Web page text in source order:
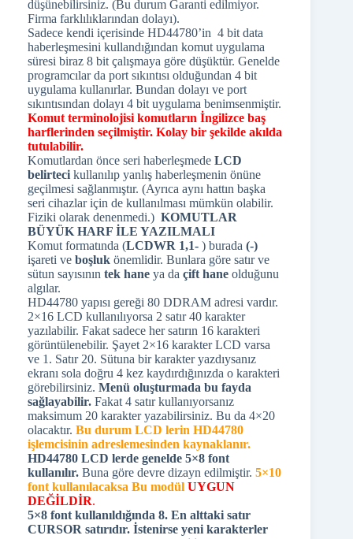
düşünebilirsiniz. (Bu durum Garanti edilmiyor.
Firma farklılıklarından dolayı).
Sadece kendi içerisinde HD44780’in 4 bit data
haberleşmesini kullandığından komut uygulama
süresi biraz 8 bit çalışmaya göre düşüktür. Genelde
programcılar da port sıkıntısı olduğundan 4 bit
uygulama kullanırlar. Bundan dolayı ve port
sıkıntısından dolayı 4 bit uygulama benimsenmiştir.
Komut terminolojisi komutların İngilizce baş
harflerinden seçilmiştir. Kolay bir şekilde akılda
tutulabilir.
Komutlardan önce seri haberleşmede LCD
belirteci kullanılıp yanlış haberleşmenin önüne
geçilmesi sağlanmıştır. (Ayrıca aynı hattın başka
seri cihazlar için de kullanılması mümkün olabilir.
Fiziki olarak denenmedi.) KOMUTLAR
BÜYÜK HARF İLE YAZILMALI
Komut formatında (LCDWR 1,1- ) burada (-)
işareti ve boşluk önemlidir. Bunlara göre satır ve
sütun sayısının tek hane ya da çift hane olduğunu
algılar.
HD44780 yapısı gereği 80 DDRAM adresi vardır.
2×16 LCD kullanılıyorsa 2 satır 40 karakter
yazılabilir. Fakat sadece her satırın 16 karakteri
görüntülenebilir. Şayet 2×16 karakter LCD varsa
ve 1. Satır 20. Sütuna bir karakter yazdıysanız
ekranı sola doğru 4 kez kaydırdığınızda o karakteri
görebilirsiniz. Menü oluşturmada bu fayda
sağlayabilir. Fakat 4 satır kullanıyorsanız
maksimum 20 karakter yazabilirsiniz. Bu da 4×20
olacaktır. Bu durum LCD lerin HD44780
işlemcisinin adreslemesinden kaynaklanır.
HD44780 LCD lerde genelde 5×8 font
kullanılır. Buna göre devre dizayn edilmiştir. 5×10
font kullanılacaksa Bu modül UYGUN
DEĞİLDİR.
5×8 font kullanıldığında 8. En alttaki satır
CURSOR satırıdır. İstenirse yeni karakterler